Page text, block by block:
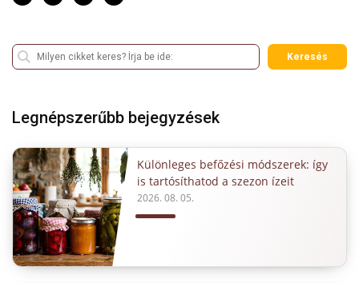
Keresés
Legnépszerűbb bejegyzések
Különleges befőzési módszerek: így
is tartósíthatod a szezon ízeit
2026. 08. 05.